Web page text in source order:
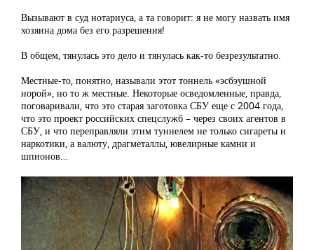
Вызывают в суд нотариуса, а та говорит: я не могу назвать имя
хозяина дома без его разрешения!
В общем, тянулась это дело и тянулась как-то безрезультатно.
Местные-то, понятно, называли этот тоннель «эсбэушной
норой», но то ж местные. Некоторые осведомленные, правда,
поговаривали, что это старая заготовка СБУ еще с 2004 года,
что это проект российских спецслужб – через своих агентов в
СБУ, и что переправляли этим туннелем не только сигареты и
наркотики, а валюту, драгметаллы, ювелирные камни и
шпионов…